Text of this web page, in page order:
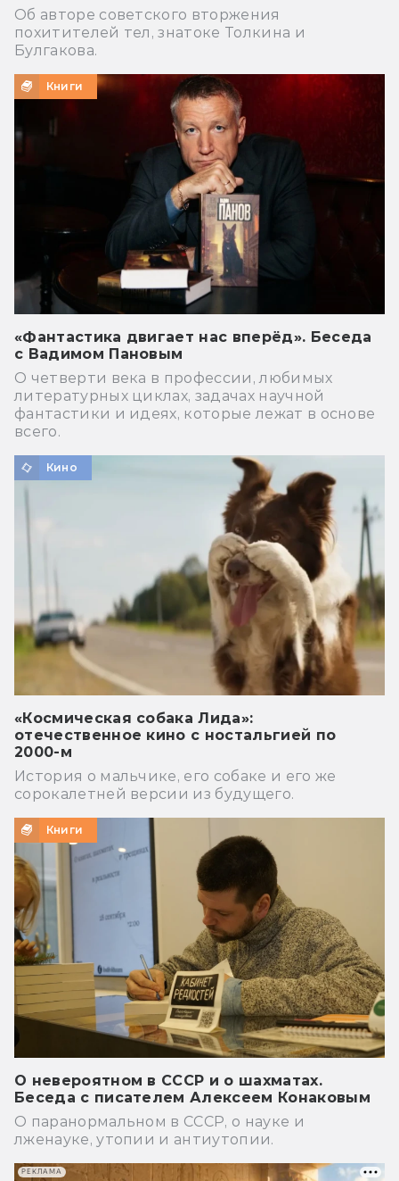
Об авторе советского вторжения
похитителей тел, знатоке Толкина и
Булгакова.
Книги
«Фантастика двигает нас вперёд». Беседа
с Вадимом Пановым
О четверти века в профессии, любимых
литературных циклах, задачах научной
фантастики и идеях, которые лежат в основе
всего.
Кино
«Космическая собака Лида»:
отечественное кино с ностальгией по
2000-м
История о мальчике, его собаке и его же
сорокалетней версии из будущего.
Книги
О невероятном в СССР и о шахматах.
Беседа с писателем Алексеем Конаковым
О паранормальном в СССР, о науке и
лженауке, утопии и антиутопии.
РЕКЛАМА